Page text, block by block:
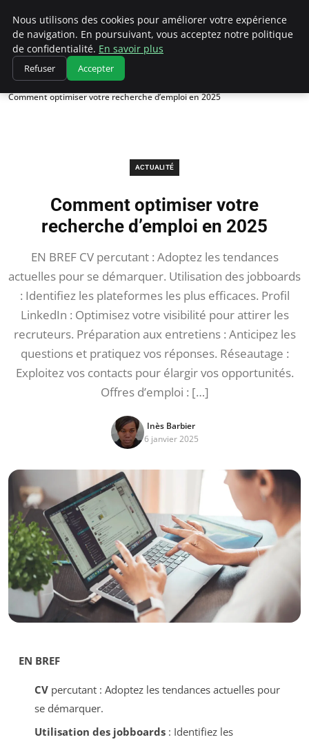
Chasseur De Tête
Accueil
Actualité
Comment optimiser votre recherche d’emploi en 2025
ACTUALITÉ
Comment optimiser votre
recherche d’emploi en 2025
EN BREF CV percutant : Adoptez les tendances
actuelles pour se démarquer. Utilisation des jobboards
: Identifiez les plateformes les plus efficaces. Profil
LinkedIn : Optimisez votre visibilité pour attirer les
recruteurs. Préparation aux entretiens : Anticipez les
questions et pratiquez vos réponses. Réseautage :
Exploitez vos contacts pour élargir vos opportunités.
Offres d’emploi : […]
Inès Barbier
6 janvier 2025
EN BREF
CVpercutant : Adoptez les tendances actuelles pour
se démarquer.
Utilisation des jobboards: Identifiez les
Nous utilisons des cookies pour améliorer votre expérience
de navigation. En poursuivant, vous acceptez notre politique
de confidentialité. En savoir plus
Refuser Accepter